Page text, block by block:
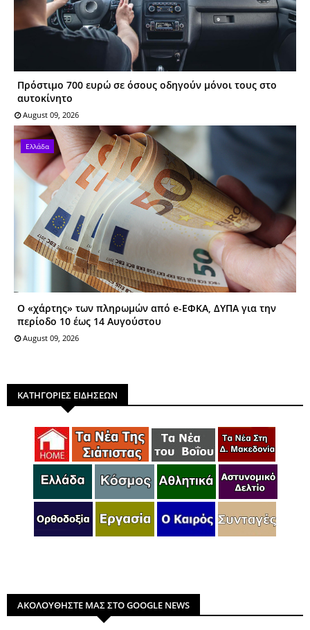
Πρόστιμο 700 ευρώ σε όσους οδηγούν μόνοι τους στο
αυτοκίνητο
August 09, 2026
Ελλάδα
Ο «χάρτης» των πληρωμών από e-ΕΦΚΑ, ΔΥΠΑ για την
περίοδο 10 έως 14 Αυγούστου
August 09, 2026
ΚΑΤΗΓΟΡΙΕΣ ΕΙΔΗΣΕΩΝ
ΑΚΟΛΟΥΘΗΣΤΕ ΜΑΣ ΣΤΟ GOOGLE NEWS